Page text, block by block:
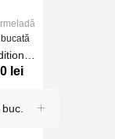
asorti,
lei